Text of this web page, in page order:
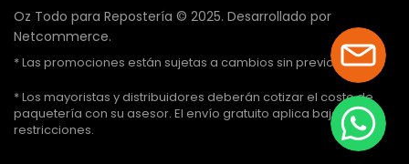
Oz Todo para Repostería © 2025. Desarrollado por
Netcommerce.
* Las promociones están sujetas a cambios sin previo aviso.
* Los mayoristas y distribuidores deberán cotizar el costo de
paquetería con su asesor. El envío gratuito aplica bajo ciertas
restricciones.